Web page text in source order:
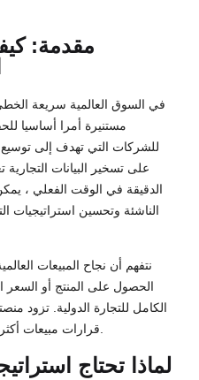
مقدمة:
في السوق العالمية سريعة
مستنيرة أمرا أساسيا
للشركات التي تهدف إلى توسيع
على تسخير البيانات التجارية
الدقيقة في الوقت الفعلي ،
الناشئة وتحسين استراتيجيات
الحصول على المنتج أو السعر
الكامل للتجارة الدولية. تزود
قرارات مبيعات أكثر ذكاء مدعومة برؤى بيانات التجارة.
لماذا تحتاج